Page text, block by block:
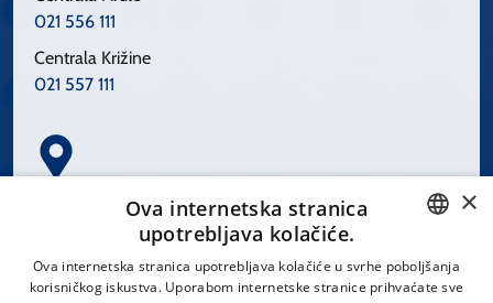
021 556 111
Centrala Križine
021 557 111
Spinčićeva 1, 21000 Split
CROATIAN
×
Ova internetska stranica
upotrebljava kolačiće.
Ova internetska stranica upotrebljava kolačiće u svrhe poboljšanja
korisničkog iskustva. Uporabom internetske stranice prihvaćate sve